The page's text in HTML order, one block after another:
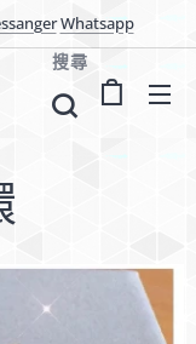
Whatsapp
搜尋